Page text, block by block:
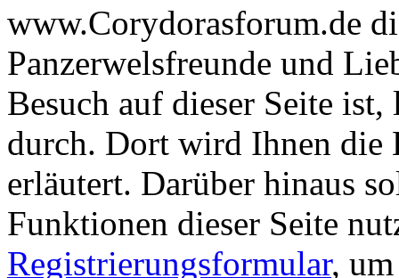
www.Corydorasforum.de
Panzerwelsfreunde und
Besuch auf dieser Seite
durch. Dort wird Ihnen die
erläutert. Darüber hinaus
Funktionen dieser Seite
Registrierungsformular,